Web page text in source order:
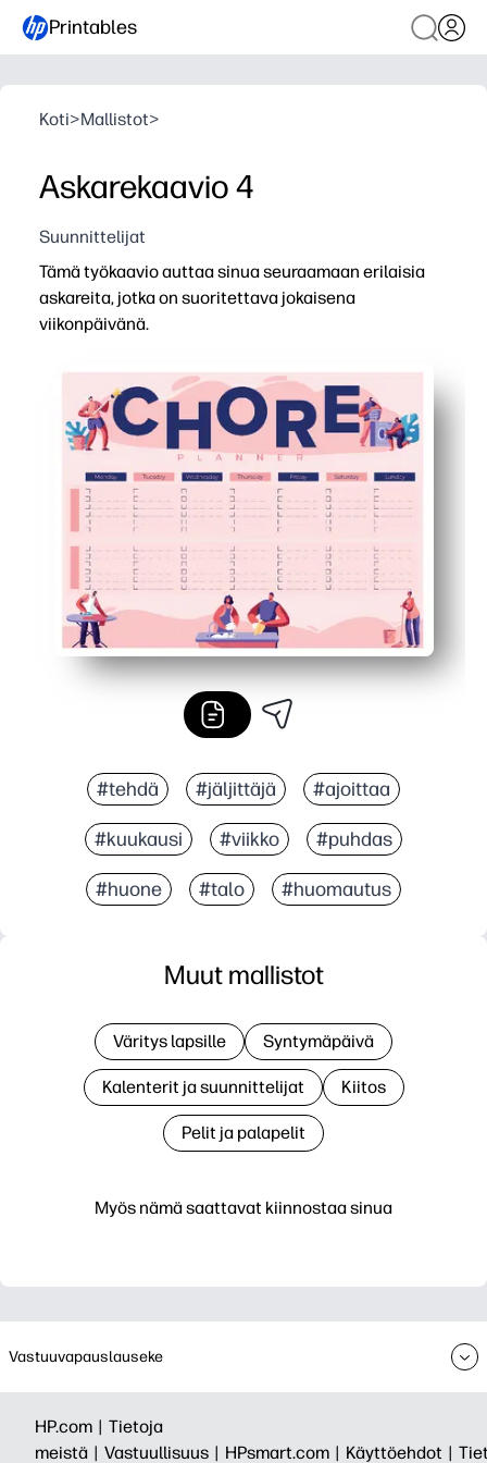
Printables
Koti>Mallistot>
Askarekaavio 4
Suunnittelijat
Tämä työkaavio auttaa sinua seuraamaan erilaisia
askareita, jotka on suoritettava jokaisena
viikonpäivänä.
#tehdä #jäljittäjä #ajoittaa
#kuukausi #viikko #puhdas
#huone #talo #huomautus
Myös nämä saattavat kiinnostaa sinua
Muut mallistot
Väritys lapsille Syntymäpäivä
Kalenterit ja suunnittelijat Kiitos
Pelit ja palapelit
Vastuuvapauslauseke
HP.com | Tietoja
meistä | Vastuullisuus | HPsmart.com | Käyttöehdot |